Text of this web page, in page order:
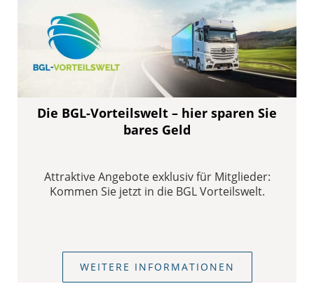
Die BGL-Vorteilswelt – hier sparen Sie
bares Geld
Attraktive Angebote exklusiv für Mitglieder:
Kommen Sie jetzt in die BGL Vorteilswelt.
WEITERE INFORMATIONEN